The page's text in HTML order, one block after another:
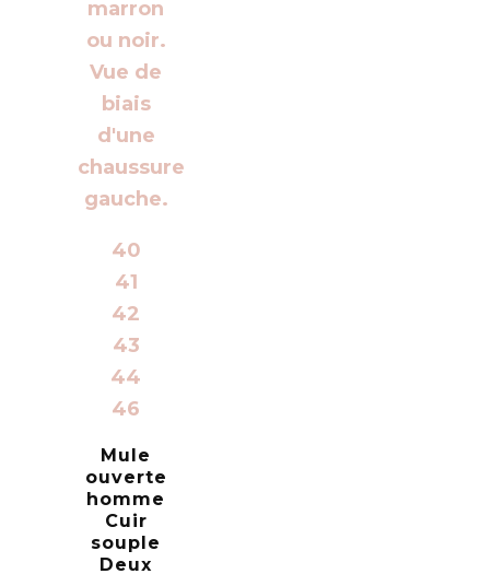
40
41
42
43
44
46
Mule
ouverte
homme
Cuir
souple
Deux